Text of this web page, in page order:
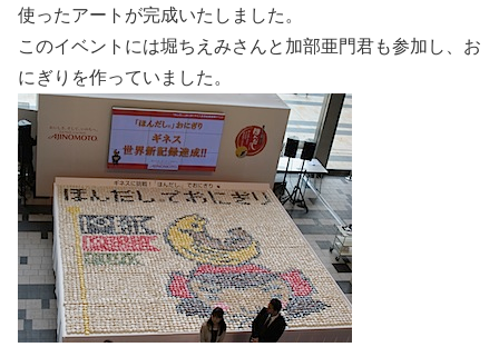
使ったアートが完成いたしました。
このイベントには堀ちえみさんと加部亜門君も参加し、お
にぎりを作っていました。